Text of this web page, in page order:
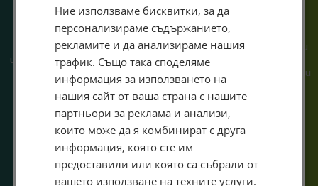
При нас говориш с реален
човек, не с чатбот, когато
имаш нужда от консултация
или справяне с проблем.
Сглобяваме, поддържаме и
обслужваме. Като магазин и
сервиз на едно място
гарантираме бърза реакция и
познаване на твоята
система.
Ние използваме бисквитки, за да
персонализираме съдържанието,
рекламите и да анализираме нашия
трафик. Също така споделяме
информация за използването на
нашия сайт от ваша страна с нашите
партньори за реклама и анализи,
които може да я комбинират с друга
информация, която сте им
предоставили или която са събрали от
вашето използване на техните услуги.
Специален подарък за
теб!
Абонирай се за ексклузивни седмични оферти и
специални предложения само за теб като
въведеш само email адрес и получи отстъпка от
първата ти поръчка.
Email